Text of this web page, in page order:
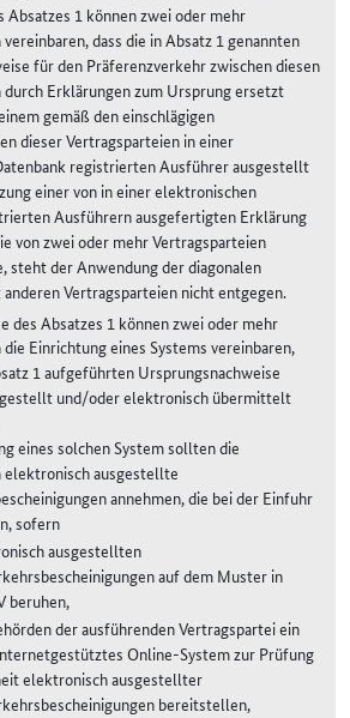
Absatzes 1 können zwei oder mehr
dass die in Absatz 1 genannten
für den Präferenzverkehr zwischen diesen
Erklärungen zum Ursprung ersetzt
gemäß den einschlägigen
dieser Vertragsparteien in einer
registrierten Ausführer ausgestellt
einer von in einer elektronischen
Ausführern ausgefertigten Erklärung
von zwei oder mehr Vertragsparteien
steht der Anwendung der diagonalen
Vertragsparteien nicht entgegen.
des Absatzes 1 können zwei oder mehr
Einrichtung eines Systems vereinbaren,
1 aufgeführten Ursprungsnachweise
und/oder elektronisch übermittelt
eines solchen System sollten die
elektronisch ausgestellte
annehmen, die bei der Einfuhr
sofern
ausgestellten
auf dem Muster in
beruhen,
der ausführenden Vertragspartei ein
Online-System zur Prüfung
elektronisch ausgestellter
bereitstellen,